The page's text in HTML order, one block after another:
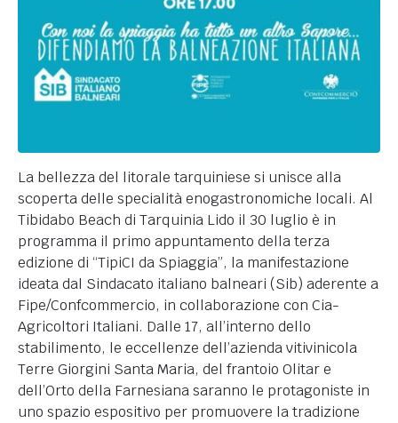
La bellezza del litorale tarquiniese si unisce alla
scoperta delle specialità enogastronomiche locali. Al
Tibidabo Beach di Tarquinia Lido il 30 luglio è in
programma il primo appuntamento della terza
edizione di “TipiCI da Spiaggia”, la manifestazione
ideata dal Sindacato italiano balneari (Sib) aderente a
Fipe/Confcommercio, in collaborazione con Cia-
Agricoltori Italiani. Dalle 17, all’interno dello
stabilimento, le eccellenze dell’azienda vitivinicola
Terre Giorgini Santa Maria, del frantoio Olitar e
dell’Orto della Farnesiana saranno le protagoniste in
uno spazio espositivo per promuovere la tradizione